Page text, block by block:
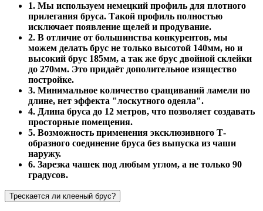
1. Мы используем немецкий профиль для плотного
прилегания бруса. Такой профиль полностью
исключает появление щелей и продувание.
2. В отличие от большинства конкурентов, мы
можем делать брус не только высотой 140мм, но и
высокий брус 185мм, а так же брус двойной склейки
до 270мм. Это придаёт дополительное изящество
постройке.
3. Минимальное количество сращиваний ламели по
длине, нет эффекта "лоскутного одеяла".
4. Длина бруса до 12 метров, что позволяет создавать
просторные помещения.
5. Возможность применения эксклюзивного Т-
образного соединение бруса без выпуска из чаши
наружу.
6. Зарезка чашек под любым углом, а не только 90
градусов.
Трескается ли клееный брус?